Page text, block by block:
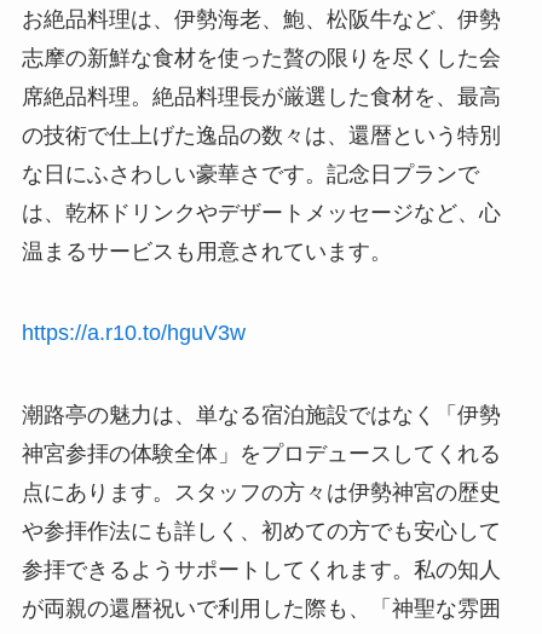
お絶品料理は、伊勢海老、鮑、松阪牛など、伊勢
志摩の新鮮な食材を使った贅の限りを尽くした会
席絶品料理。絶品料理長が厳選した食材を、最高
の技術で仕上げた逸品の数々は、還暦という特別
な日にふさわしい豪華さです。記念日プランで
は、乾杯ドリンクやデザートメッセージなど、心
温まるサービスも用意されています。
https://a.r10.to/hguV3w
潮路亭の魅力は、単なる宿泊施設ではなく「伊勢
神宮参拝の体験全体」をプロデュースしてくれる
点にあります。スタッフの方々は伊勢神宮の歴史
や参拝作法にも詳しく、初めての方でも安心して
参拝できるようサポートしてくれます。私の知人
が両親の還暦祝いで利用した際も、「神聖な雰囲